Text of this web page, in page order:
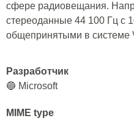
сфере радиовещания.
стереоданные 44 100 Гц с
общепринятыми в системе
Разработчик
🔵 Microsoft
MIME type